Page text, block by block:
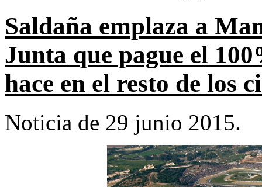
Saldaña emplaza a
Junta que pague el
hace en el resto de los
Noticia de 29 junio 2015.